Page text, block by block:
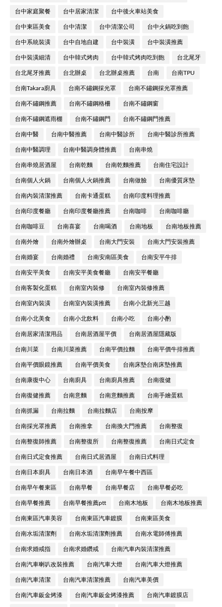
台中家庭聚餐 台中居家清潔 台中後火車站美食
台中東區美食 台中清潔 台中清潔公司 台中火鍋吃到飽
台中系統裝潢 台中自地自建 台中裝潢 台中裝潢推薦
台中裝潢細清 台中韓式烤肉 台中韓式烤肉吃到飽 台北尾牙
台北尾牙推薦 台北辦桌 台北辦桌推薦 台南 台南TPU
台南Takara廚具 台南不鏽鋼採光罩 台南不鏽鋼採光罩推薦
台南不鏽鋼推薦 台南不鏽鋼格柵 台南不鏽鋼窗
台南不鏽鋼遮雨棚 台南不鏽鋼門 台南不鏽鋼門推薦
台南中醫 台南中醫推薦 台南中醫診所 台南中醫診所推薦
台南中醫調理 台南中醫調身體推薦 台南串燒
台南串燒居酒屋 台南乾麵 台南乾麵推薦 台南住宅設計
台南個人火鍋 台南個人火鍋推薦 台南做臉 台南優質床墊
台南內裝清潔推薦 台南卡通蛋糕 台南印度料理推薦
台南印度餐廳 台南印度餐廳推薦 台南咖啡 台南咖啡廳
台南咖啡豆 台南喜宴 台南喝酒 台南地板 台南地板推薦
台南外燴 台南外燴辦桌 台南大門安裝 台南大門安裝推薦
台南婚宴 台南婚禮 台南安南區美食 台南安平牛排
台南安平美食 台南安平美食餐廳 台南安平餐廳
台南客製化蛋糕 台南室內裝修 台南室內裝修推薦
台南室內裝潢 台南室內裝潢推薦 台南小北新光三越
台南小北美食 台南小北飲料 台南小吃 台南小酌
台南居家清潔用品 台南居酒屋平價 台南居酒屋隱藏版
台南川菜 台南川菜推薦 台南平價拉麵 台南平價牛排推薦
台南平價眼鏡推薦 台南平價美食 台南床墊台南床墊推薦
台南康復中心 台南廚具 台南廚具推薦 台南復健
台南復健推薦 台南意麵 台南意麵推薦 台南手繪蛋糕
台南抓漏 台南拉麵 台南拉麵店 台南按摩
台南採光罩推薦 台南推拿 台南換大門推薦 台南整復
台南整復師推薦 台南整復所 台南整復推薦 台南日式定食
台南日式定食推薦 台南日式居酒屋 台南日式料理
台南日本廚具 台南日本酒 台南早午餐中西區
台南早午餐東區 台南早餐 台南早餐店 台南早餐必吃
台南早餐推薦 台南早餐推薦ptt 台南木地板 台南木地板推薦
台南東區汽車美容 台南東區汽車鍍膜 台南東區美食
台南水垢清潔劑 台南水垢清潔劑推薦 台南水電師傅推薦
台南求婚戒指 台南求婚鑽戒 台南汽車內裝清潔推薦
台南汽車喇叭改裝推薦 台南汽車大燈 台南汽車大燈推薦
台南汽車清潔 台南汽車清潔推薦 台南汽車美價
台南汽車鈑金烤漆 台南汽車鈑金烤漆推薦 台南汽車鍍膜店